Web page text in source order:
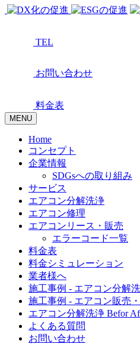
TEL
お問い合わせ
料金表
MENU
Home
コンセプト
企業情報
SDGsへの取り組み
サービス
エアコン分解洗浄
エアコン修理
エアコンリース・販売
エラーコード一覧
料金表
料金シミュレーション
業者様へ
施工事例 - エアコン分解
施工事例 - エアコン販売
エアコン分解洗浄 Befor
よくある質問
お問い合わせ